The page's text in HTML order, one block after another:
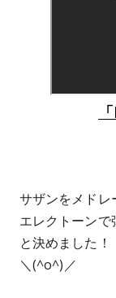
サザンをメドレ
エレクトーンで
と決めました！
＼(^o^)／